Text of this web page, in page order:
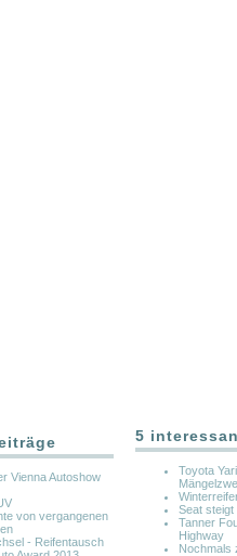
Vienna Autoshow
von vergangenen
- Reifentausch
5
Toyota
Seat steigt
Tanner
Highway
Nochmals